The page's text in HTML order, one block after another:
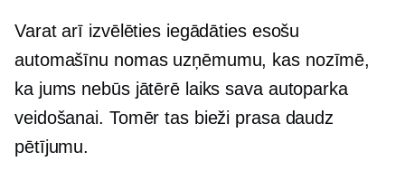
Varat arī izvēlēties iegādāties esošu
automašīnu nomas uzņēmumu, kas nozīmē,
ka jums nebūs jātērē laiks sava autoparka
veidošanai. Tomēr tas bieži prasa daudz
pētījumu.